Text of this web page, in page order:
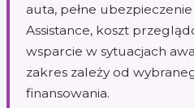
auta, pełne
Assistance, koszt
wsparcie w sytuacjach
zakres zależy od
finansowania.